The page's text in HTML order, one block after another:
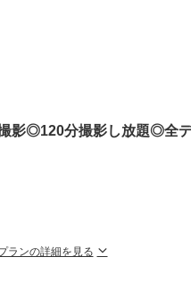
影◎120分撮影し放題◎全
ランの詳細を見る